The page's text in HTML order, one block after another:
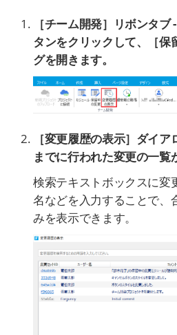
［チーム開発］リボンタ
タンをクリックして、［保
グを開きます。
［変更履歴の表示］ダイ
までに行われた変更の一覧
検索テキストボックスに変
名などを入力することで、
みを表示できます。